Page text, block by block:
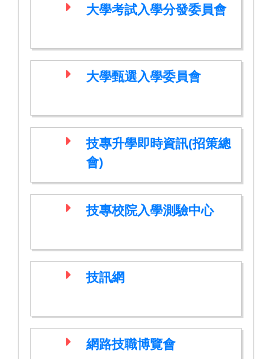
大學考試入學分發委員會
大學甄選入學委員會
技專升學即時資訊(招策總
會)
技專校院入學測驗中心
技訊網
網路技職博覽會